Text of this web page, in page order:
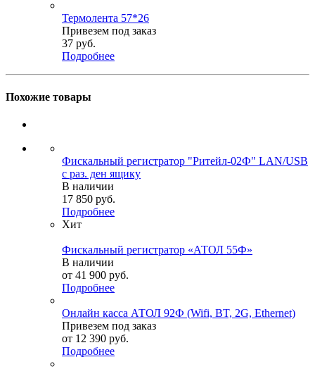
Термолента 57*26
Привезем под заказ
37 руб.
Подробнее
Похожие товары
Фискальный регистратор "Ритейл-02Ф" LAN/USB
с раз. ден ящику
В наличии
17 850 руб.
Подробнее
Хит
Фискальный регистратор «АТОЛ 55Ф»
В наличии
от 41 900 руб.
Подробнее
Онлайн касса АТОЛ 92Ф (Wifi, BT, 2G, Ethernet)
Привезем под заказ
от 12 390 руб.
Подробнее